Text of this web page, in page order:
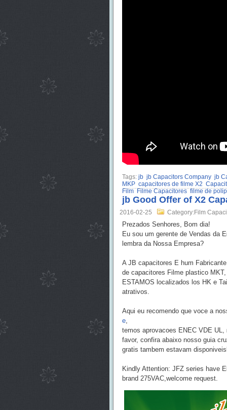
Tags: jb jb Capacitors Company jb
MKP capacitores de filme X2
Film
Filme Capacitores filme de
jb Good Offer of X2
2016-02-25 Category:Film
Prezados Senhores, Bom dia!
Eu sou um gerente de Vendas da
lembra da Nossa Empresa?
A JB capacitores E hum
de capacitores Filme plastico
ESTAMOS localizados los HK e
atrativos.
Aqui eu recomendo que voce a
e,
temos aprovacoes ENEC VDE UL,
favor, confira abaixo nosso guia
gratis tambem estavam
Kindly Attention: JFZ series have
brand 275VAC,welcome request.